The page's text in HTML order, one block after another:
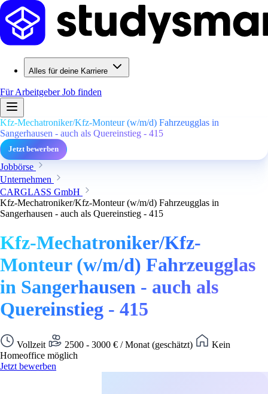
Alles für deine Karriere
Für ArbeitgeberJob finden
Kfz-Mechatroniker/Kfz-Monteur (w/m/d) Fahrzeugglas in
Sangerhausen - auch als Quereinstieg - 415
Jetzt bewerben
Jobbörse
Unternehmen
CARGLASS GmbH
Kfz-Mechatroniker/Kfz-Monteur (w/m/d) Fahrzeugglas in
Sangerhausen - auch als Quereinstieg - 415
Kfz-Mechatroniker/Kfz-
Monteur (w/m/d) Fahrzeugglas
in Sangerhausen - auch als
Quereinstieg - 415
Vollzeit 2500 - 3000 € / Monat (geschätzt)
Kein
Homeoffice möglich
Jetzt bewerben